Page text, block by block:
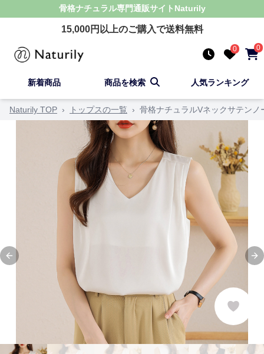
骨格ナチュラル専門通販サイト Naturily
15,000円以上のご購入で送料無料
0 0
新着商品 商品を検索 人気ランキング
Naturily TOP › トップスの一覧 › 骨格ナチュラルVネックサテンノ
Previous slide